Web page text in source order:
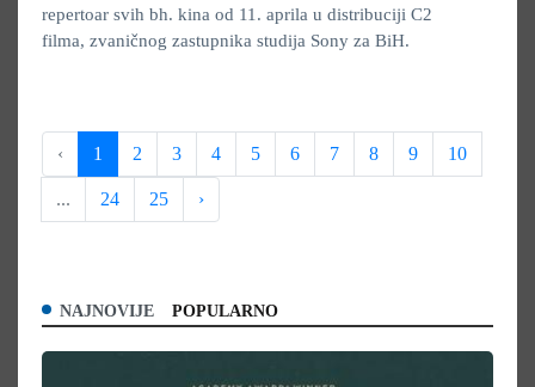
repertoar svih bh. kina od 11. aprila u distribuciji C2
filma, zvaničnog zastupnika studija Sony za BiH.
‹ 1 2 3 4 5 6 7 8 9 10
... 24 25 ›
NAJNOVIJE POPULARNO